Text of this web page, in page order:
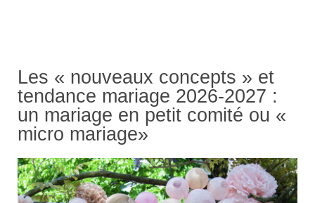
Les « nouveaux concepts » et
tendance mariage 2026-2027 :
un mariage en petit comité ou «
micro mariage»